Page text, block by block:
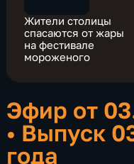
Жители столицы
спасаются от жары
на фестивале
мороженого
Эфир от
• Выпуск
года